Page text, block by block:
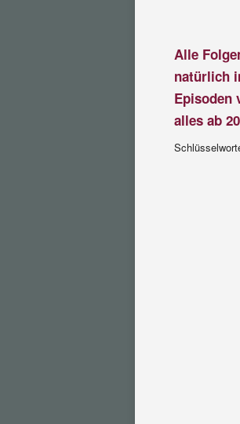
Alle
natürlich
Episoden
alles ab